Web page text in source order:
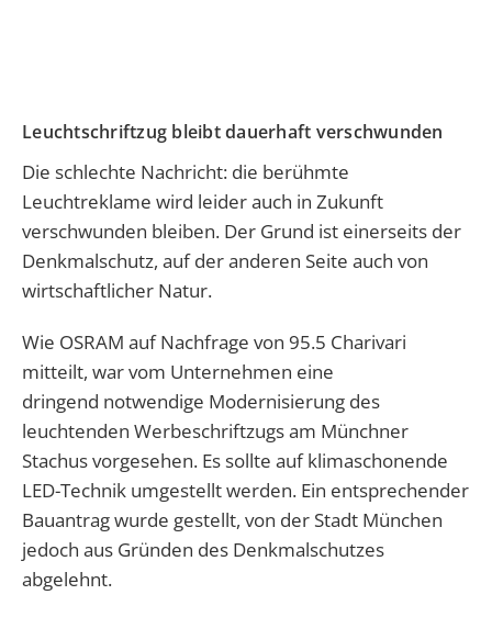
Leuchtschriftzug bleibt dauerhaft verschwunden
Die schlechte Nachricht: die berühmte
Leuchtreklame wird leider auch in Zukunft
verschwunden bleiben. Der Grund ist einerseits der
Denkmalschutz, auf der anderen Seite auch von
wirtschaftlicher Natur.
Wie OSRAM auf Nachfrage von 95.5 Charivari
mitteilt, war vom Unternehmen eine
dringend notwendige Modernisierung des
leuchtenden Werbeschriftzugs am Münchner
Stachus vorgesehen. Es sollte auf klimaschonende
LED-Technik umgestellt werden. Ein entsprechender
Bauantrag wurde gestellt, von der Stadt München
jedoch aus Gründen des Denkmalschutzes
abgelehnt.